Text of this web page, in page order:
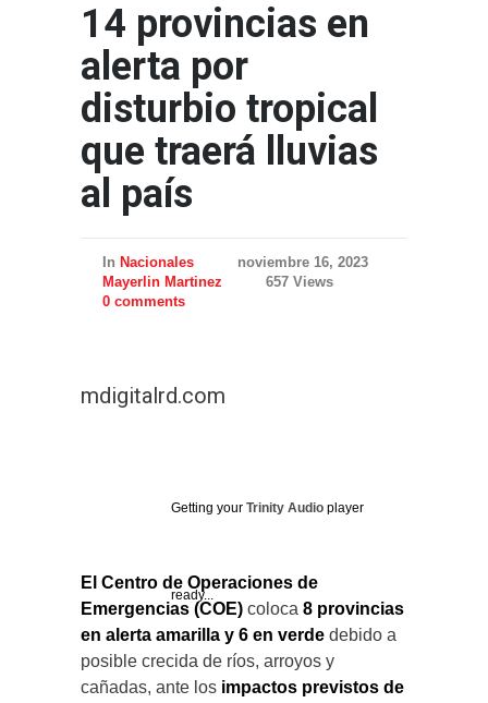
14 provincias en
alerta por
disturbio tropical
que traerá lluvias
al país
In Nacionales
noviembre 16, 2023
Mayerlin Martinez
657 Views
0 comments
mdigitalrd.com
Getting your Trinity Audio player
ready...
El Centro de Operaciones de
Emergencias (COE) coloca 8 provincias
en alerta amarilla y 6 en verde debido a
posible crecida de ríos, arroyos y
cañadas, ante los impactos previstos de